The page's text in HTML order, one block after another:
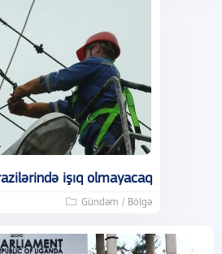
işıq olmayacaq
Gündəm / Bölgə